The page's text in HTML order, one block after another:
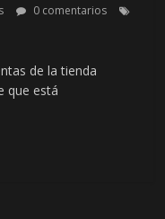
0 comentarios
de la tienda
que está